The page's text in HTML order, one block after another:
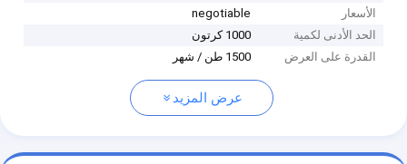
الأسعار
negotiable
الحد الأدنى لكمية
1000 كرتون
القدرة على العرض
1500 طن / شهر
عرض المزيد